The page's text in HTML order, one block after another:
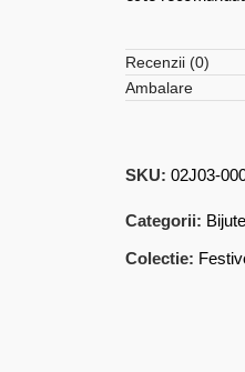
Recenzii (0)
Ambalare
SKU: 02J03-
Categorii:
Colectie: